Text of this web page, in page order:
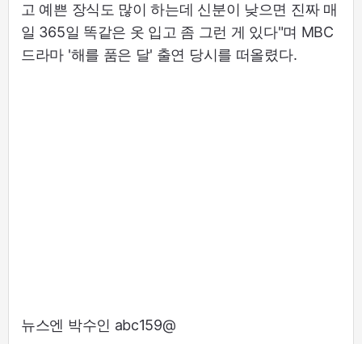
고 예쁜 장식도 많이 하는데 신분이 낮으면 진짜 매
일 365일 똑같은 옷 입고 좀 그런 게 있다"며 MBC
드라마 '해를 품은 달' 출연 당시를 떠올렸다.
뉴스엔 박수인 abc159@